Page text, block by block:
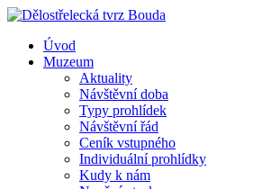
Úvod
Muzeum
Aktuality
Návštěvní doba
Typy prohlídek
Návštěvní řád
Ceník vstupného
Individuální prohlídky
Kudy k nám